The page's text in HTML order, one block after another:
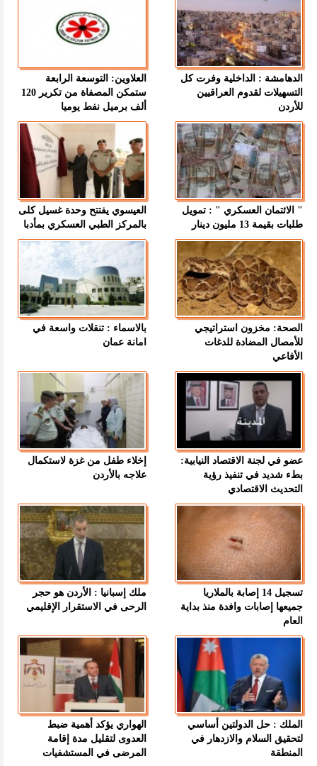
الدهامشة : الداخلية وفرت كل
التسهيلات لقدوم العراقيين
للأردن
العلاوين: التوسعة الرابعة
ستمكن المصفاة من تكرير 120
ألف برميل نفط يوميا
" الائتمان العسكري " : تمويل
طلبات بقيمة 13 مليون دينار
العيسوي يفتتح وحدة غسيل كلى
بالمركز الطبي العسكري بمأدبا
الصحة: مخزون استراتيجي
للأمصال المضادة للدغات
الأفاعي
بالاسماء : تنقلات واسعة في
امانة عمان
عضو في لجنة الاقتصاد النيابية:
بطء شديد في تنفيذ رؤية
التحديث الاقتصادي
إخلاء طفل من غزة لاستكمال
علاجه بالأردن
تسجيل 14 إصابة بالملاريا
جميعها إصابات وافدة منذ بداية
العام
ملك إسبانيا : الأردن هو حجر
الرحى في الاستقرار الإقليمي
الملك : حل الدولتين أساسي
لتحقيق السلام والازدهار في
المنطقة
الهواري يؤكد أهمية ضبط
العدوى لتقليل مدة إقامة
المرضى في المستشفيات